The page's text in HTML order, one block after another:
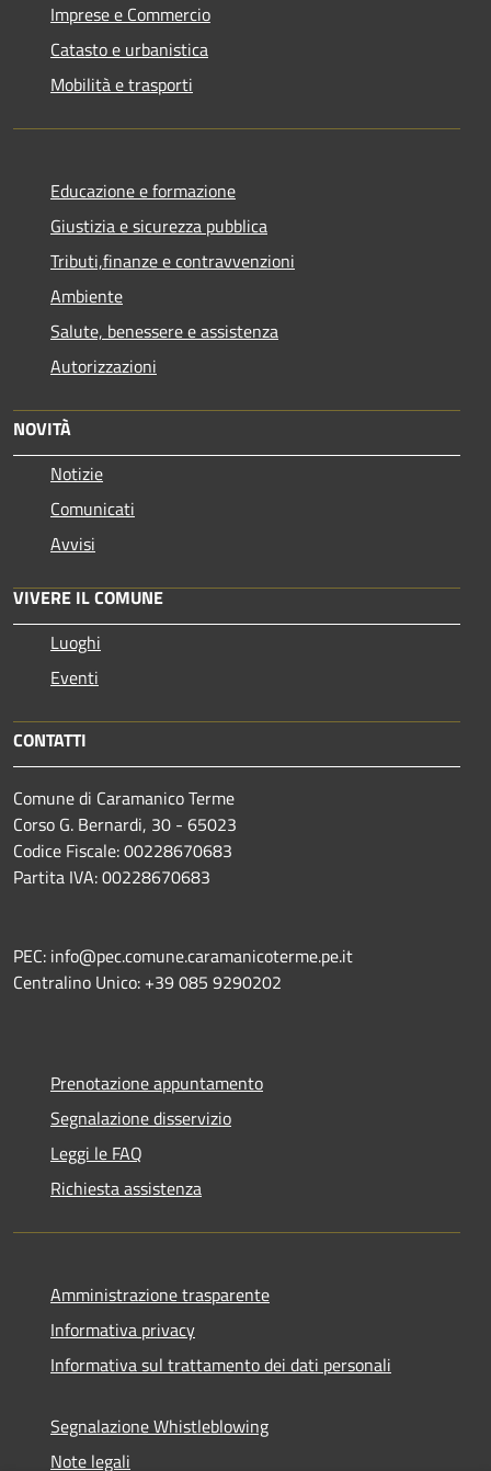
Imprese e Commercio
Catasto e urbanistica
Mobilità e trasporti
Educazione e formazione
Giustizia e sicurezza pubblica
Tributi,finanze e contravvenzioni
Ambiente
Salute, benessere e assistenza
Autorizzazioni
NOVITÀ
Notizie
Comunicati
Avvisi
VIVERE IL COMUNE
Luoghi
Eventi
CONTATTI
Comune di Caramanico Terme
Corso G. Bernardi, 30 - 65023
Codice Fiscale: 00228670683
Partita IVA: 00228670683
PEC: info@pec.comune.caramanicoterme.pe.it
Centralino Unico: +39 085 9290202
Prenotazione appuntamento
Segnalazione disservizio
Leggi le FAQ
Richiesta assistenza
Amministrazione trasparente
Informativa privacy
Informativa sul trattamento dei dati personali
Segnalazione Whistleblowing
Note legali